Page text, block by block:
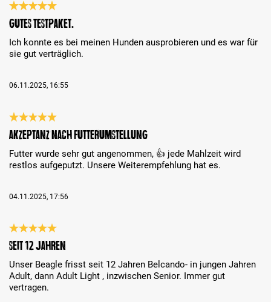
Recensione con valutazione di 5 su 5 stelle
Gutes Testpaket.
Ich konnte es bei meinen Hunden ausprobieren und es war für
sie gut verträglich.
06.11.2025, 16:55
Recensione con valutazione di 5 su 5 stelle
Akzeptanz nach Futterumstellung
Futter wurde sehr gut angenommen, 👍 jede Mahlzeit wird
restlos aufgeputzt. Unsere Weiterempfehlung hat es.
04.11.2025, 17:56
Recensione con valutazione di 5 su 5 stelle
Seit 12 Jahren
Unser Beagle frisst seit 12 Jahren Belcando- in jungen Jahren
Adult, dann Adult Light , inzwischen Senior. Immer gut
vertragen.